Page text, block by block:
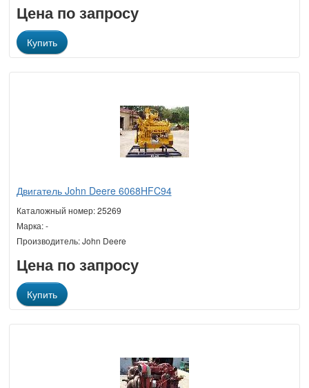
Цена по запросу
Купить
Двигатель John Deere 6068HFC94
Каталожный номер: 25269
Марка: -
Производитель: John Deere
Цена по запросу
Купить